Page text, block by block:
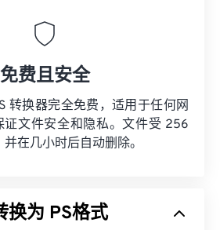
免费且安全
转换器完全免费，适用于任何网
证文件安全和隐私。文件受 256
在几小时后自动删除。
换为 PS格式